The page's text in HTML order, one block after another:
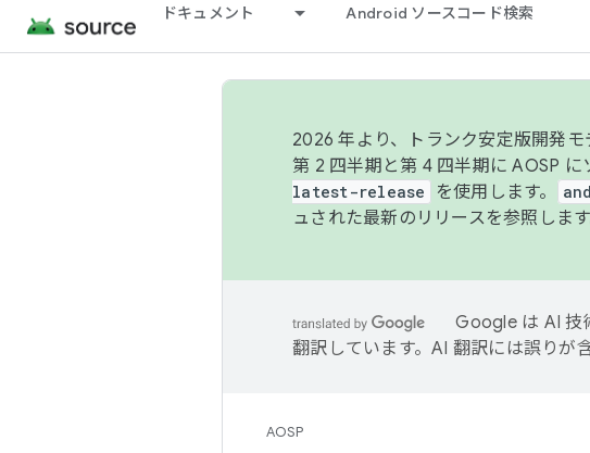
ドキュメント Android ソースコード検索
2026 年より、トランク安定版開発
第 2 四半期と第 4 四半期に AOSP に
latest-release
を使用します。
ュされた最新のリリースを参照しま
Google は AI 技
翻訳しています。AI 翻訳には誤りが
AOSP